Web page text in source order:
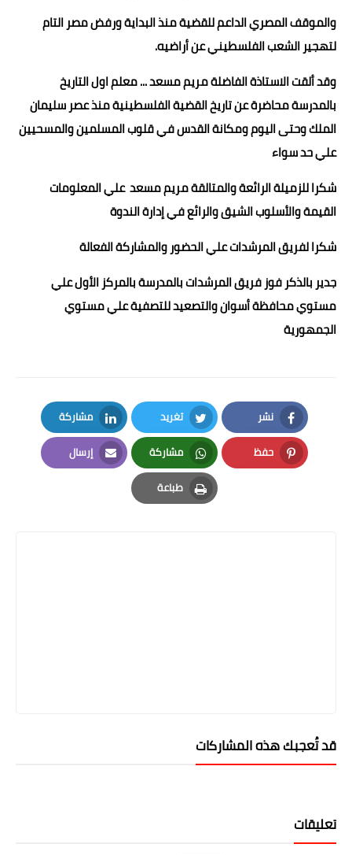
والموقف المصري الداعم للقضية منذ البداية ورفض مصر التام
لتهجير الشعب الفلسطيني عن أراضيه.
وقد ألقت الاستاذة الفاضلة مريم مسعد ... معلم اول التاريخ
بالمدرسة محاضرة عن تاريخ القضية الفلسطينية منذ عصر سليمان
الملك وحتى اليوم ومكانة القدس في قلوب المسلمين والمسحيين
علي حد سواء
شكرا للزميلة الرائعة والمتالقة مريم مسعد علي المعلومات
القيمة والأسلوب الشيق والرائع في إدارة الندوة
شكرا لفريق المرشدات علي الحضور والمشاركة الفعالة
جدير بالذكر فوز فريق المرشدات بالمدرسة بالمركز الأول علي
مستوي محافظة أسوان والتصعيد للتصفية علي مستوي
الجمهورية
نشر
Facebook
تغريد
Twitter
مشاركة
LinkedIn
حفظ
Pinterest
مشاركة
Whatsapp
إرسال
Email
طباعة
Print
قد تُعجبك هذه المشاركات
تعليقات